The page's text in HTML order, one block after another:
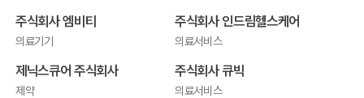
주식회사 엠비티
의료기기
주식회사 인드림헬스케어
의료서비스
제닉스큐어 주식회사
제약
주식회사 큐빅
의료서비스